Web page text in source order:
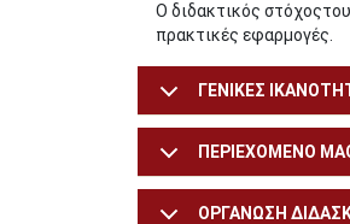
Ο διδακτικός
πρακτικές εφαρμογές.
ΓΕΝΙΚΕΣ
ΠΕΡΙΕΧΟΜΕΝΟ
ΟΡΓΑΝΩΣΗ